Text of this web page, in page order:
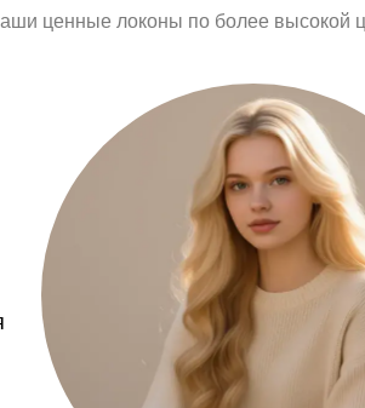
ценные локоны по более высокой